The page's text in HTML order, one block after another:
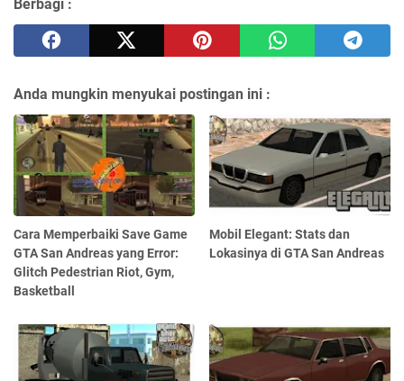
Berbagi :
Anda mungkin menyukai postingan ini :
Cara Memperbaiki Save Game
GTA San Andreas yang Error:
Glitch Pedestrian Riot, Gym,
Basketball
Mobil Elegant: Stats dan
Lokasinya di GTA San Andreas